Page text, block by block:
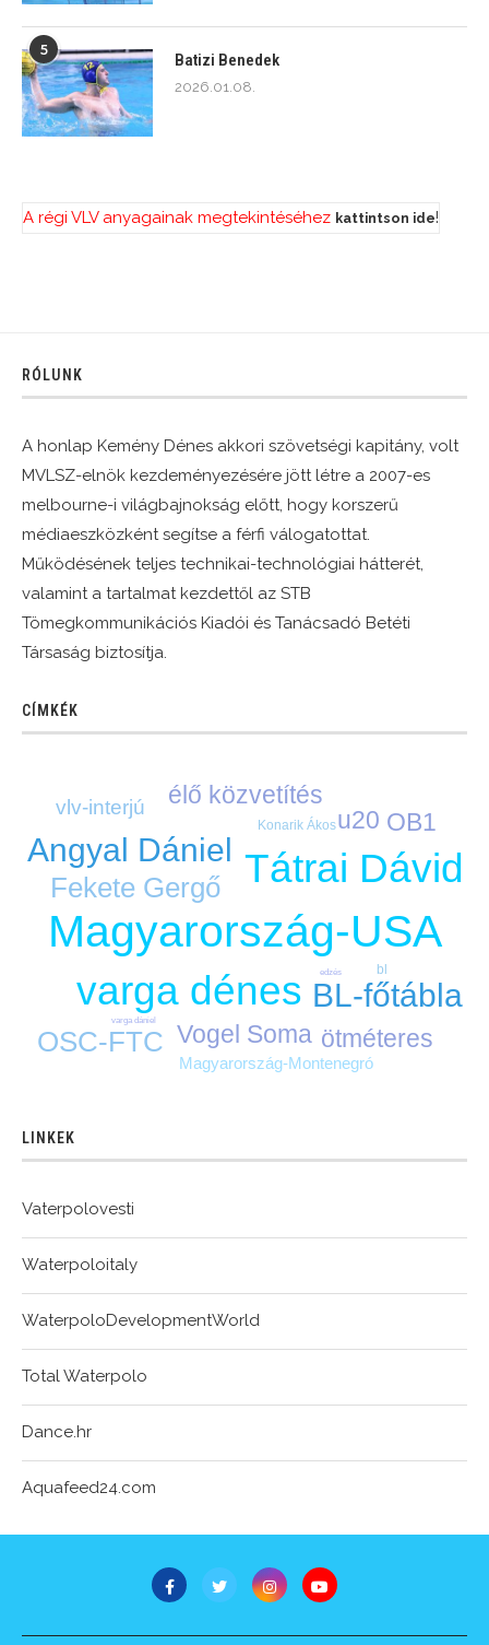
5
Batizi Benedek
2026.01.08.
A régi VLV anyagainak megtekintéséhez kattintson ide!
RÓLUNK
A honlap Kemény Dénes akkori szövetségi kapitány, volt
MVLSZ-elnök kezdeményezésére jött létre a 2007-es
melbourne-i világbajnokság előtt, hogy korszerű
médiaeszközként segítse a férfi válogatottat.
Működésének teljes technikai-technológiai hátterét,
valamint a tartalmat kezdettől az STB
Tömegkommunikációs Kiadói és Tanácsadó Betéti
Társaság biztosítja.
CÍMKÉK
Magyarország-USA
Tátrai Dávid
varga dénes
Angyal Dániel
BL-főtábla
Fekete Gergő
OSC-FTC
OB1
u20
Vogel Soma
élő közvetítés
ötméteres
vlv-interjú
Magyarország-Montenegró
bl
Konarik Ákos
edzés
varga dániel
LINKEK
Vaterpolovesti
Waterpoloitaly
WaterpoloDevelopmentWorld
Total Waterpolo
Dance.hr
Aquafeed24.com